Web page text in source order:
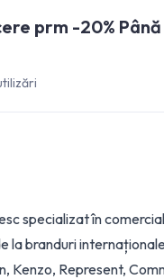
prm -20%
specializat în
la branduri
Kenzo, Represent,